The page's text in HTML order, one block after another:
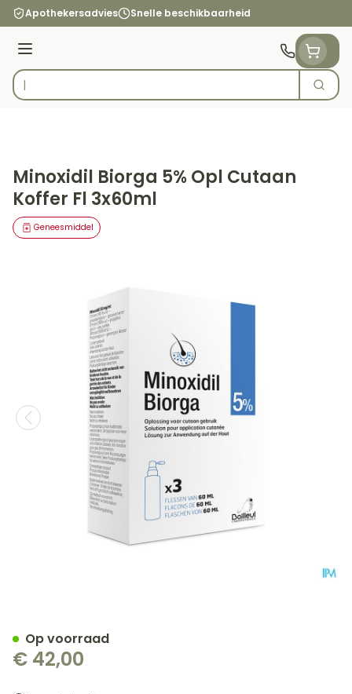
Ga naar de inhoud
Apothekersadvies Snelle beschikbaarheid
Menu
Product, merk, categorie...
Zoek
Minoxidil Biorga 5% Opl Cutaan
Koffer Fl 3x60ml
Geneesmiddel
€ 42,00
Op voorraad